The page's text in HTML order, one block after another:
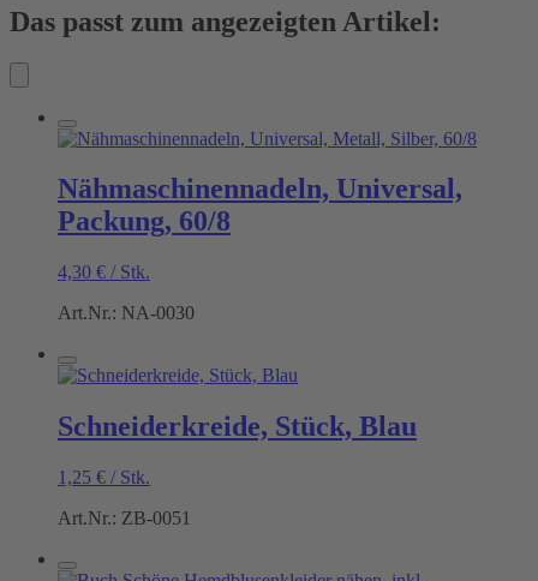
Das passt zum angezeigten Artikel:
Nähmaschinennadeln, Universal,
Packung, 60/8
4,30 € / Stk.
Art.Nr.: NA-0030
Schneiderkreide, Stück, Blau
1,25 € / Stk.
Art.Nr.: ZB-0051